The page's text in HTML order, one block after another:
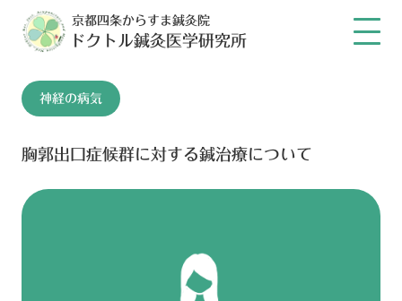
京都四条からすま鍼灸院
ドクトル鍼灸医学研究所
神経の病気
胸郭出口症候群に対する鍼治療について